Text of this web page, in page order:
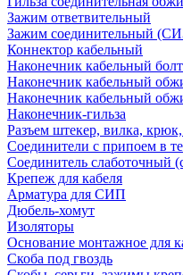
Зажим ответвительный
Зажим соединительный
Коннектор кабельный
Наконечник кабельный
Наконечник кабельный
Наконечник кабельный
Наконечник-гильза
Разъем штекер, вилка,
Соединители с припоем в
Соединитель слаботочный
Крепеж для кабеля
Арматура для СИП
Дюбель-хомут
Изоляторы
Основание монтажное для
Скоба под гвоздь